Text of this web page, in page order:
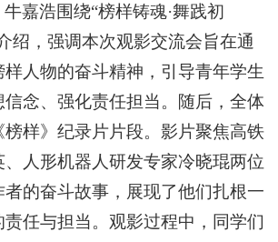
嘉浩围绕“榜样铸魂·舞践初
绍，强调本次观影交流会旨在通
人物的奋斗精神，引导青年学生
念、强化责任担当。随后，全体
榜样》纪录片片段。影片聚焦高铁
人形机器人研发专家冷晓琨两位
的奋斗故事，展现了他们扎根一
任与担当。观影过程中，同学们